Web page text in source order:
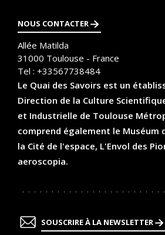
NOUS CONTACTER
Allée Matilda
31000 Toulouse - France
Tel : +33567738484
Le Quai des Savoirs est un
Direction de la Culture
et Industrielle de Toulouse
comprend également le Muséum
la Cité de l'espace, L'Envol des
aeroscopia.
SOUSCRIRE À LA NEWSLETTER